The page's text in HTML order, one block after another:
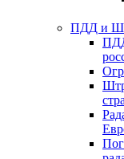
ПДД и